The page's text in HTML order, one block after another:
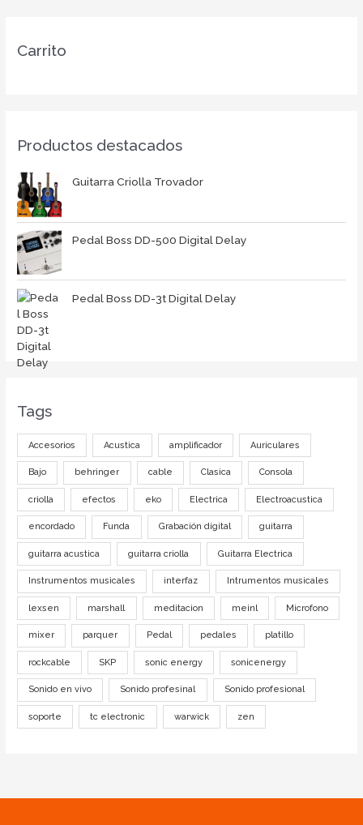
Carrito
Productos destacados
Guitarra Criolla Trovador
Pedal Boss DD-500 Digital Delay
Pedal Boss DD-3t Digital Delay
Tags
Accesorios Acustica amplificador Auriculares
Bajo behringer cable Clasica Consola
criolla efectos eko Electrica Electroacustica
encordado Funda Grabación digital guitarra
guitarra acustica guitarra criolla Guitarra Electrica
Instrumentos musicales interfaz Intrumentos musicales
lexsen marshall meditacion meinl Microfono
mixer parquer Pedal pedales platillo
rockcable SKP sonic energy sonicenergy
Sonido en vivo Sonido profesinal Sonido profesional
soporte tc electronic warwick zen